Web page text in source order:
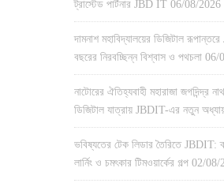
ট্রাস্টেড পার্টনার JBD IT 06/08/2026
দামনাশ মহাবিদ্যালয়ের ডিজিটাল
বছরের নিরবচ্ছিন্ন বিশ্বাস ও পথচলা 06/
নাটোরের ঐতিহ্যবাহী মহারাজা জগদিন্দ্র
ডিজিটাল যাত্রায় JBDIT-এর নতুন
ভবিষ্যতের টেক লিডার তৈরিতে JBDIT:
লার্নিং ও চমৎকার টিমওয়ার্কের গল্প 02/08/